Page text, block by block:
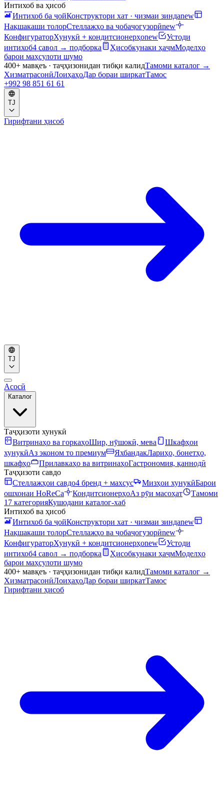
Интихоб ва ҳисоб
Интихоб ба ҷойКонструктори хат · чизмаи зиндаnew
Нақшакаши толорСтеллажҳо ва ҷобаҷогузорӣnew
КонфигураторХунукӣ + кондитсионерҳоnew
Устоди
интихоб4 савол → подборка Ҳисобкунаки ҳаҷмМоделҳо
барои маҳсулоти шумо
400+ мавқеъ · таҷҳизонидан тибқи калидТамоми каталог →
ХизматрасонӣЛоиҳаҳоДар бораи ширкатТамос
+992 98 851 61 61
TJ
Гирифтани ҳисоб
TJ
Асосӣ
Каталог
Таҷҳизоти хунукӣ
Витринаҳо ва горкаҳоШир, нӯшокӣ, мева
Шкафҳои
хунукӣАз эконом то премиум ЯхбандакЛариҳо, бонетҳо,
шкафҳо
Прилавкаҳо ва витринаҳоГастрономия, қаннодӣ
Таҷҳизоти савдо
Стеллажҳои савдо4 бренд + махсус Мизҳои хунукӣБарои
ошхонаи HoReCa
КондитсионерҳоАз рӯи масоҳат
Тамоми
17 категорияКушодани каталог-хаб
Интихоб ва ҳисоб
Интихоб ба ҷойКонструктори хат · чизмаи зиндаnew
Нақшакаши толорСтеллажҳо ва ҷобаҷогузорӣnew
КонфигураторХунукӣ + кондитсионерҳоnew
Устоди
интихоб4 савол → подборка Ҳисобкунаки ҳаҷмМоделҳо
барои маҳсулоти шумо
400+ мавқеъ · таҷҳизонидан тибқи калидТамоми каталог →
ХизматрасонӣЛоиҳаҳоДар бораи ширкатТамос
Гирифтани ҳисоб